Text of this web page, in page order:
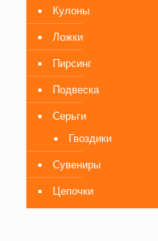
Кулоны
Ложки
Пирсинг
Подвеска
Серьги
Гвоздики
Сувениры
Цепочки